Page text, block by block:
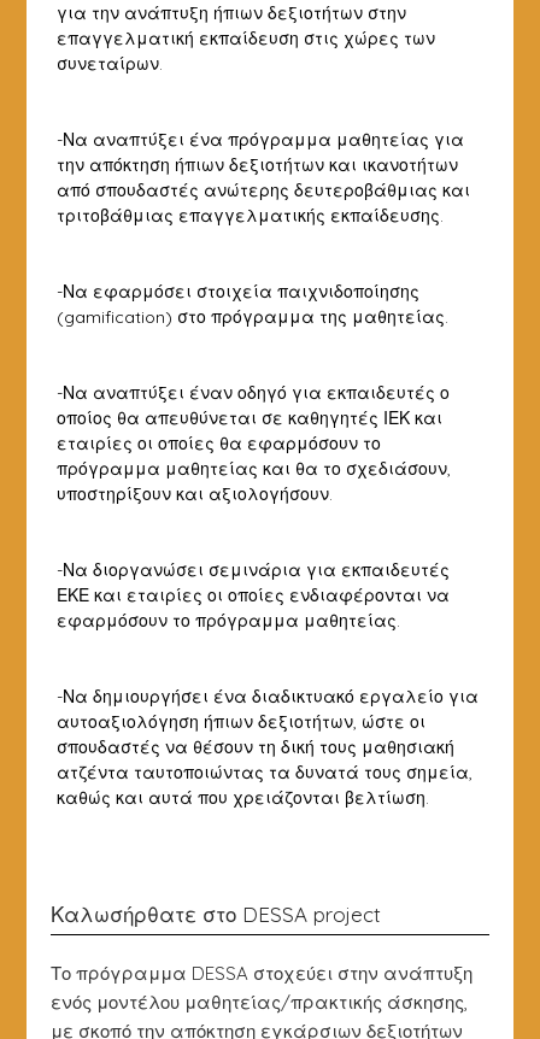
για την ανάπτυξη ήπιων δεξιοτήτων στην
επαγγελματική εκπαίδευση στις χώρες των
συνεταίρων.
-Να αναπτύξει ένα πρόγραμμα μαθητείας για
την απόκτηση ήπιων δεξιοτήτων και ικανοτήτων
από σπουδαστές ανώτερης δευτεροβάθμιας και
τριτοβάθμιας επαγγελματικής εκπαίδευσης.
-Να εφαρμόσει στοιχεία παιχνιδοποίησης
(gamification) στο πρόγραμμα της μαθητείας.
-Να αναπτύξει έναν οδηγό για εκπαιδευτές ο
οποίος θα απευθύνεται σε καθηγητές ΙΕΚ και
εταιρίες οι οποίες θα εφαρμόσουν το
πρόγραμμα μαθητείας και θα το σχεδιάσουν,
υποστηρίξουν και αξιολογήσουν.
-Να διοργανώσει σεμινάρια για εκπαιδευτές
ΕΚΕ και εταιρίες οι οποίες ενδιαφέρονται να
εφαρμόσουν το πρόγραμμα μαθητείας.
-Να δημιουργήσει ένα διαδικτυακό εργαλείο για
αυτοαξιολόγηση ήπιων δεξιοτήτων, ώστε οι
σπουδαστές να θέσουν τη δική τους μαθησιακή
ατζέντα ταυτοποιώντας τα δυνατά τους σημεία,
καθώς και αυτά που χρειάζονται βελτίωση.
Καλωσήρθατε στο DESSA project
Το πρόγραμμα DESSA στοχεύει στην ανάπτυξη
ενός μοντέλου μαθητείας/πρακτικής άσκησης,
με σκοπό την απόκτηση εγκάρσιων δεξιοτήτων